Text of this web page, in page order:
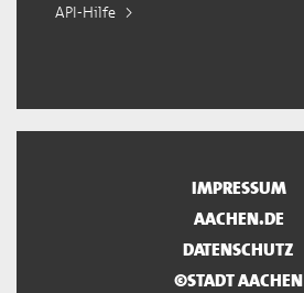
API-Hilfe
IMPRESSUM
AACHEN.DE
DATENSCHUTZ
©STADT AACHEN